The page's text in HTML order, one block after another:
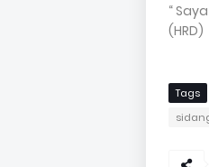
“
(HRD)
Tags